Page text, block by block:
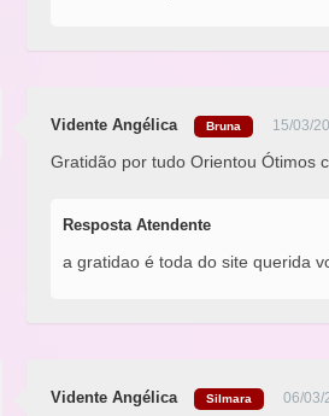
Vidente Angélica Bruna 15/03/
Gratidão por tudo Orientou Ótimos
Resposta Atendente
a gratidao é toda do site querida
Vidente Angélica Silmara 06/03/